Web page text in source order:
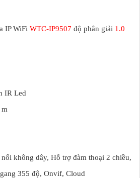
IP WiFi WTC-IP9507 độ phân giải 1.0
IR Led
không dây, Hỗ trợ đàm thoại 2 chiều,
355 độ, Onvif, Cloud